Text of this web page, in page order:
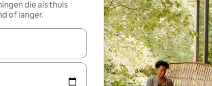
die als thuis
of langer.
zijn, maak je een keuze met je de pijltjestoetsen